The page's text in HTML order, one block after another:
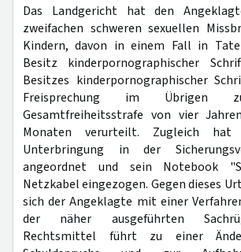
Das Landgericht hat den
zweifachen schweren sexuellen
Kindern, davon in einem Fall in
Besitz kinderpornographischer
Besitzes kinderpornographischer
Freisprechung im Übrigen
Gesamtfreiheitsstrafe von vier
Monaten verurteilt. Zugleich hat
Unterbringung in der
angeordnet und sein Notebook
Netzkabel eingezogen. Gegen dieses
sich der Angeklagte mit einer
der näher ausgeführten
Rechtsmittel führt zu einer